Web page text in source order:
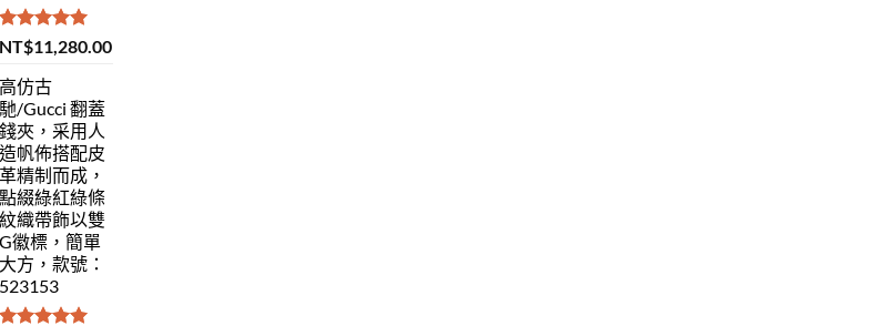
評分5.00
滿分 5
NT$11,280.00
高仿古
馳/Gucci 翻蓋
錢夾，采用人
造帆佈搭配皮
革精制而成，
點綴綠紅綠條
紋織帶飾以雙
G徽標，簡單
大方，款號：
523153